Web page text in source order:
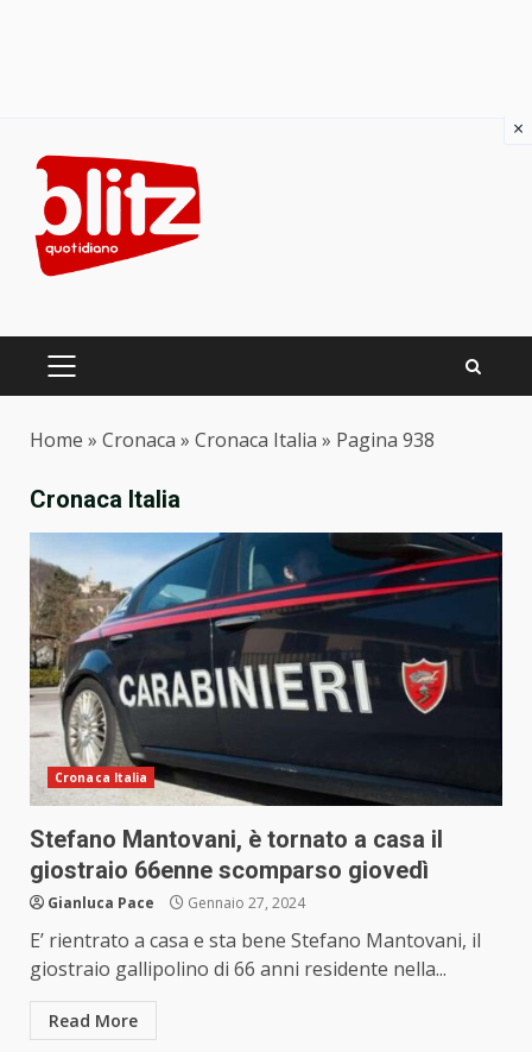
content
PRIMARY
Home » Cronaca » Cronaca Italia » Pagina 938
Cronaca Italia
Cronaca Italia
Stefano Mantovani, è tornato a casa il
giostraio 66enne scomparso giovedì
Gianluca Pace Gennaio 27, 2024
E’ rientrato a casa e sta bene Stefano Mantovani, il
giostraio gallipolino di 66 anni residente nella...
Read More
×